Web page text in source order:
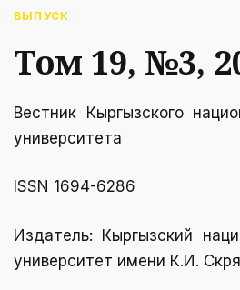
ВЫПУСК
Том 19, №3,
Вестник Кыргызcкого
университета
ISSN 1694-6286
Издатель: Кыргызский
университет имени К.И.